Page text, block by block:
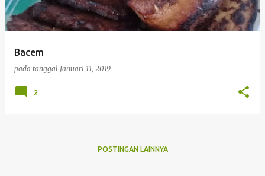
n
Bacem
pada tanggal Januari 11, 2019
2
POSTINGAN LAINNYA